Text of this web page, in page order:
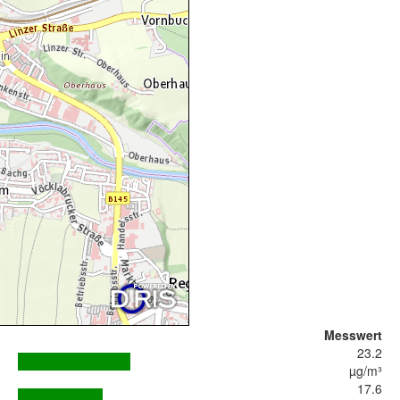
Messwert
23.2
µg/m³
17.6